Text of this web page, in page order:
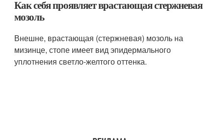
Как себя проявляет врастающая стержневая
мозоль
Внешне, врастающая (стержневая) мозоль на
мизинце, стопе имеет вид эпидермального
уплотнения светло-желтого оттенка.